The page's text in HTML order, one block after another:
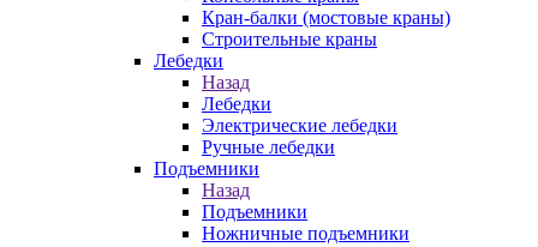
Кран-балки (мостовые краны)
Строительные краны
Лебедки
Назад
Лебедки
Электрические лебедки
Ручные лебедки
Подъемники
Назад
Подъемники
Ножничные подъемники